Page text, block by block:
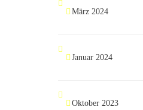
März 2024
Januar 2024
Oktober 2023